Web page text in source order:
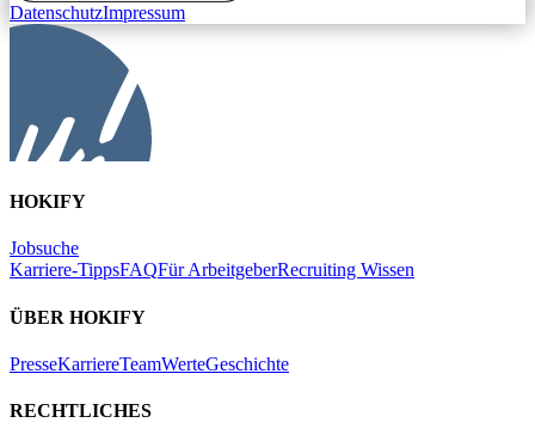
DatenschutzImpressum
HOKIFY
Jobsuche
Karriere-TippsFAQFür ArbeitgeberRecruiting Wissen
ÜBER HOKIFY
PresseKarriereTeamWerteGeschichte
RECHTLICHES